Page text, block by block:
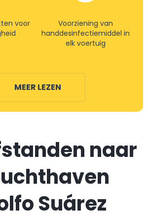
voor
Voorziening van
handdesinfectiemiddel in
elk voertuig
MEER LEZEN
naar
Suárez